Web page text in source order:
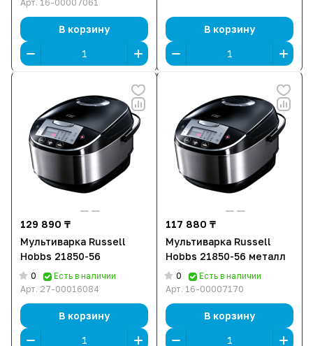
Арт. 16-00007061
В корзину В корзину
129 890 ₸
Мультиварка Russell
Hobbs 21850-56
0
Есть в наличии
Арт. 27-00016084
В корзину
117 880 ₸
Мультиварка Russell
Hobbs 21850-56 металл
0
Есть в наличии
Арт. 16-00007170
В корзину